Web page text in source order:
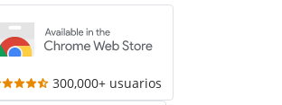
300,000+ usuarios